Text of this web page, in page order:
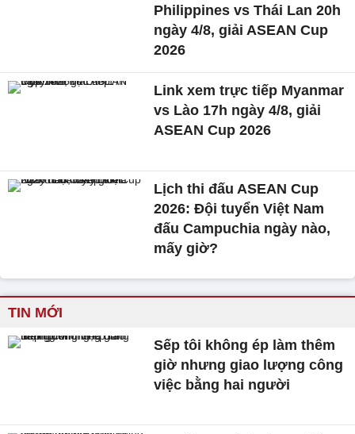
Philippines vs Thái Lan 20h
ngày 4/8, giải ASEAN Cup
2026
Link xem trực tiếp Myanmar
vs Lào 17h ngày 4/8, giải
ASEAN Cup 2026
Lịch thi đấu ASEAN Cup
2026: Đội tuyển Việt Nam
đấu Campuchia ngày nào,
mấy giờ?
TIN MỚI
Sếp tôi không ép làm thêm
giờ nhưng giao lượng công
việc bằng hai người